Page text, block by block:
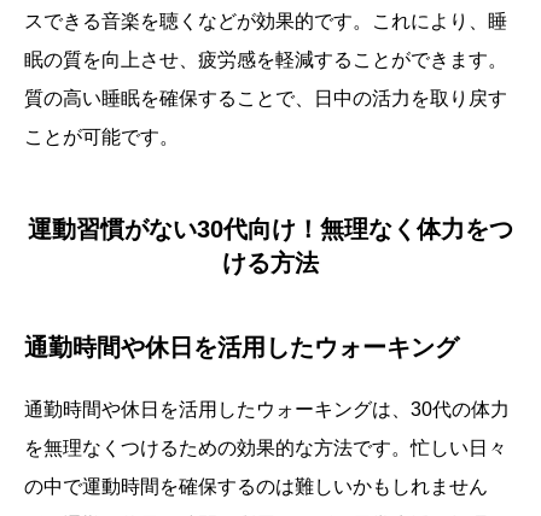
スできる音楽を聴くなどが効果的です。これにより、睡
眠の質を向上させ、疲労感を軽減することができます。
質の高い睡眠を確保することで、日中の活力を取り戻す
ことが可能です。
運動習慣がない30代向け！無理なく体力をつ
ける方法
通勤時間や休日を活用したウォーキング
通勤時間や休日を活用したウォーキングは、30代の体力
を無理なくつけるための効果的な方法です。忙しい日々
の中で運動時間を確保するのは難しいかもしれません